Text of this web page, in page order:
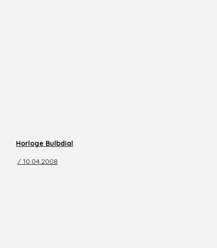
Horloge Bulbdial
/ 10.04.2008